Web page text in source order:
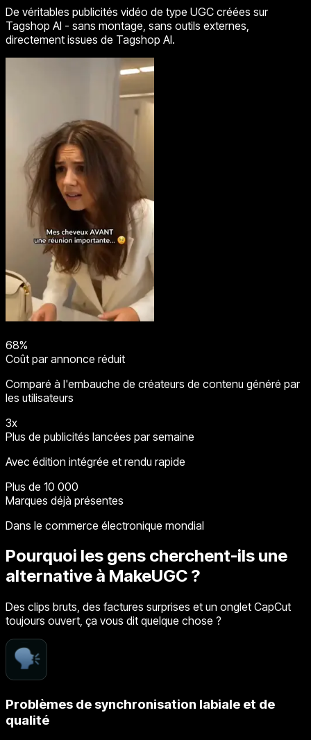
De véritables publicités vidéo de type UGC créées sur
Tagshop AI - sans montage, sans outils externes,
directement issues de Tagshop AI.
68%
Coût par annonce réduit
Comparé à l'embauche de créateurs de contenu généré par
les utilisateurs
3x
Plus de publicités lancées par semaine
Avec édition intégrée et rendu rapide
Plus de 10 000
Marques déjà présentes
Dans le commerce électronique mondial
Pourquoi les gens cherchent-ils une
alternative à MakeUGC ?
Des clips bruts, des factures surprises et un onglet CapCut
toujours ouvert, ça vous dit quelque chose ?
Problèmes de synchronisation labiale et de
qualité